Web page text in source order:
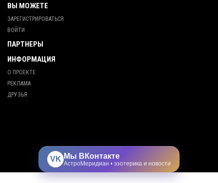
ВЫ МОЖЕТЕ
ЗАРЕГИСТРИРОВАТЬСЯ
ВОЙТИ
ПАРТНЕРЫ
ИНФОРМАЦИЯ
О ПРОЕКТЕ
РЕКЛАМА
ДРУЗЬЯ
VK Мы ВКонтакте
АстроМеридиан • эзотерика и новости